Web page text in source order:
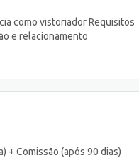
como vistoriador Requisitos
e relacionamento
+ Comissão (após 90 dias)